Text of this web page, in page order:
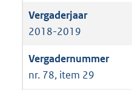
2018-2019
nr. 78, item 29